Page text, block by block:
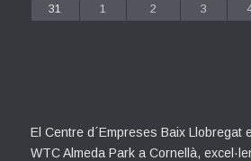
31
1 2 3
El Centre d´Empreses Baix Llobregat
WTC Almeda Park a Cornellà,